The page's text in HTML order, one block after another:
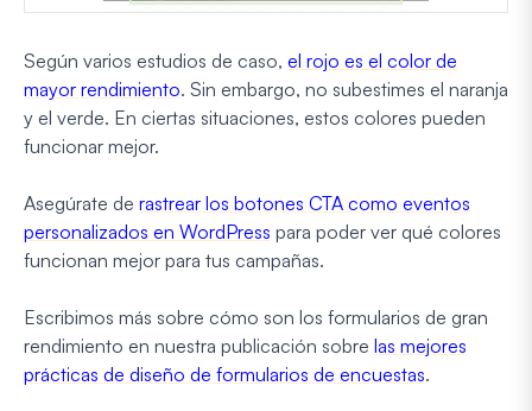
Según varios estudios de caso, el rojo es el color de
mayor rendimiento. Sin embargo, no subestimes el naranja
y el verde. En ciertas situaciones, estos colores pueden
funcionar mejor.
Asegúrate de rastrear los botones CTA como eventos
personalizados en WordPress para poder ver qué colores
funcionan mejor para tus campañas.
Escribimos más sobre cómo son los formularios de gran
rendimiento en nuestra publicación sobre las mejores
prácticas de diseño de formularios de encuestas.